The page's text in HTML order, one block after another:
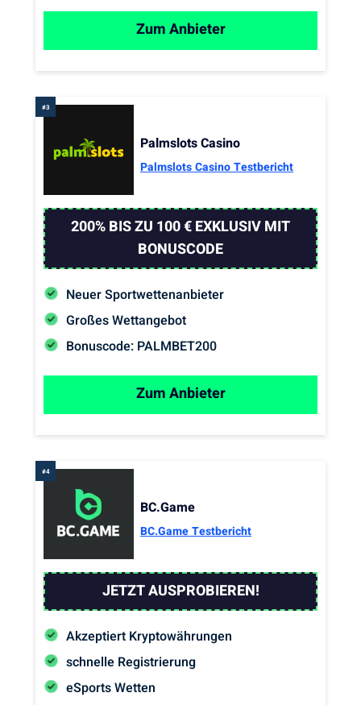
Zum Anbieter
Palmslots Casino
Palmslots Casino Testbericht
Neuer Sportwettenanbieter
Großes Wettangebot
Bonuscode: PALMBET200
200% BIS ZU 100 € EXKLUSIV MIT
BONUSCODE
Zum Anbieter
BC.Game
BC.Game Testbericht
Akzeptiert Kryptowährungen
schnelle Registrierung
eSports Wetten
JETZT AUSPROBIEREN!